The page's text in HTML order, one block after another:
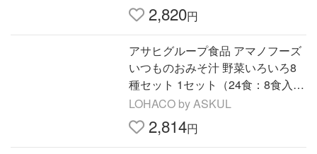
2,820円
アサヒグループ食品 アマノフーズ
いつものおみそ汁 野菜いろいろ8
種セット 1セット（24食：8食入×3
袋）
LOHACO by ASKUL
2,814円